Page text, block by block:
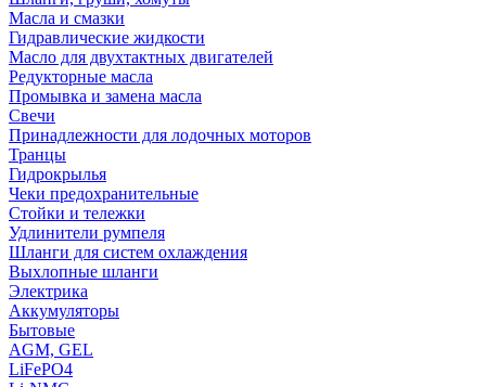
Масла и смазки
Гидравлические жидкости
Масло для двухтактных двигателей
Редукторные масла
Промывка и замена масла
Свечи
Принадлежности для лодочных моторов
Транцы
Гидрокрылья
Чеки предохранительные
Стойки и тележки
Удлинители румпеля
Шланги для систем охлаждения
Выхлопные шланги
Электрика
Аккумуляторы
Бытовые
AGM, GEL
LiFePO4